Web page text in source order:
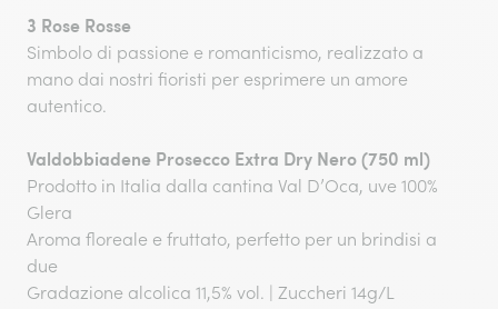
3 Rose Rosse
Simbolo di passione e romanticismo, realizzato a
mano dai nostri fioristi per esprimere un amore
autentico.​
Valdobbiadene Prosecco Extra Dry Nero (750 ml)​
Prodotto in Italia dalla cantina Val D’Oca, uve 100%
Glera​
Aroma floreale e fruttato, perfetto per un brindisi a
due​
Gradazione alcolica 11,5% vol. | Zuccheri 14g/L​